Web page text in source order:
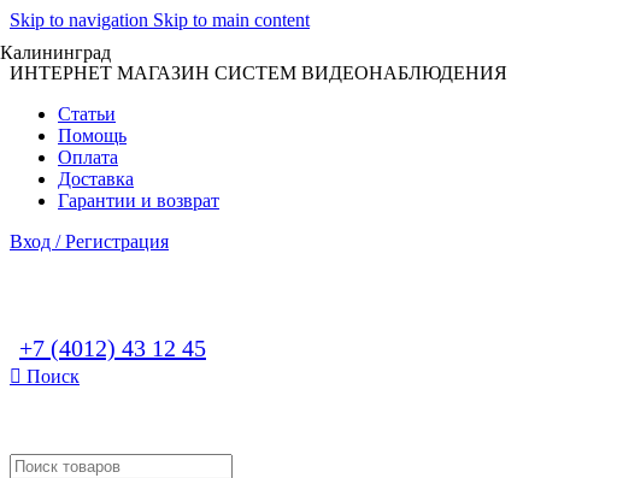
Skip to navigation Skip to main content
Калининград
ИНТЕРНЕТ МАГАЗИН СИСТЕМ ВИДЕОНАБЛЮДЕНИЯ
Статьи
Помощь
Оплата
Доставка
Гарантии и возврат
Вход / Регистрация
+7 (4012) 43 12 45
Поиск